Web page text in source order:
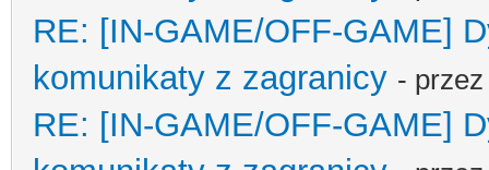
RE: [IN-GAME/OFF-GAME]
komunikaty z zagranicy -
RE: [IN-GAME/OFF-GAME]